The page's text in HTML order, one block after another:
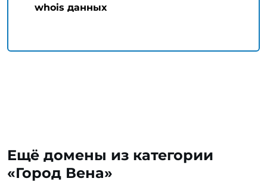
whois данных
Ещё домены из категории
«Город Вена»